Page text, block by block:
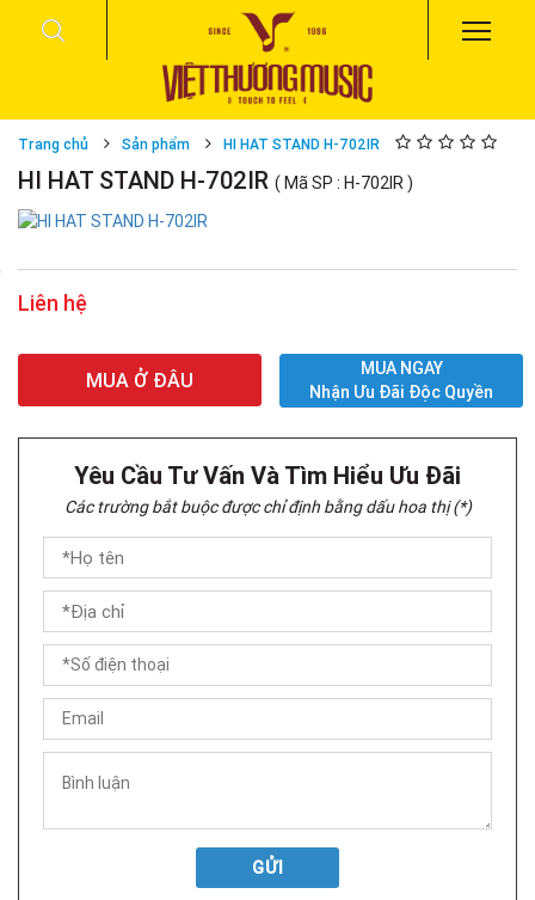
Trang chủ Sản phẩm HI HAT STAND H-702IR
HI HAT STAND H-702IR ( Mã SP : H-702IR )
Liên hệ
MUA Ở ĐÂU
MUA NGAY
Nhận Ưu Đãi Độc Quyền
Yêu Cầu Tư Vấn Và Tìm Hiểu Ưu Đãi
Các trường bắt buộc được chỉ định bằng dấu hoa thị (*)
GỬI